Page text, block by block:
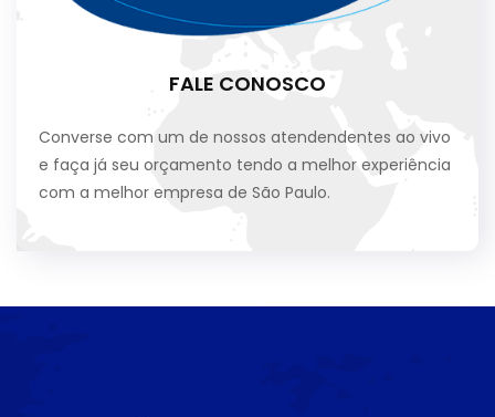
FALE CONOSCO
Converse com um de nossos atendendentes ao vivo
e faça já seu orçamento tendo a melhor experiência
com a melhor empresa de São Paulo.